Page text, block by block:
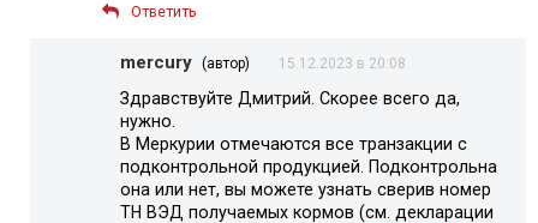
Ответить
mercury (автор) 15.12.2023 в 20:08
Здравствуйте Дмитрий. Скорее всего да,
нужно.
В Меркурии отмечаются все транзакции с
подконтрольной продукцией. Подконтрольна
она или нет, вы можете узнать сверив номер
ТН ВЭД получаемых кормов (см. декларации